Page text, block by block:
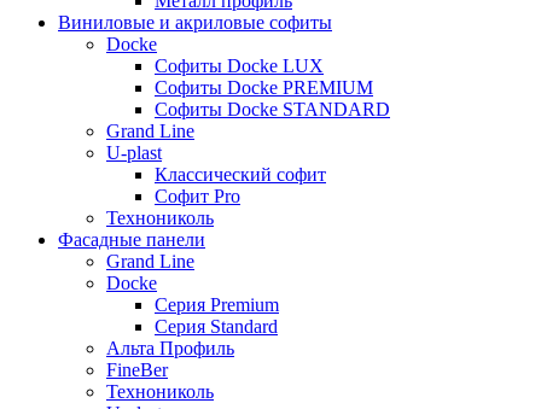
Виниловые и акриловые софиты
Docke
Софиты Docke LUX
Софиты Docke PREMIUM
Софиты Docke STANDARD
Grand Line
U-plast
Классический софит
Софит Pro
Технониколь
Фасадные панели
Grand Line
Docke
Серия Premium
Серия Standard
Альта Профиль
FineBer
Технониколь